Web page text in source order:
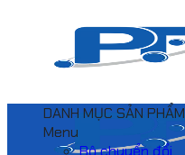
DANH MỤC SẢN PHẨM
Menu
Bộ chuyển đổi